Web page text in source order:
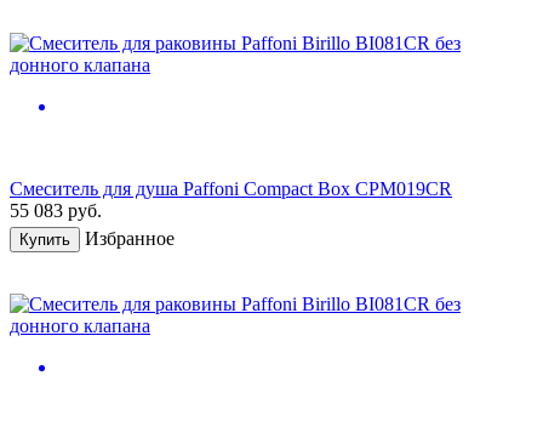
Смеситель для душа Paffoni Compact Box CPM019CR
55 083 руб.
Купить Избранное